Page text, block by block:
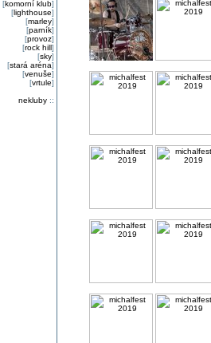
[komorní klub]
[lighthouse]
[marley]
[parník]
[provoz]
[rock hill]
[sky]
[stará aréna]
[venuše]
[vrtule]
nekluby::